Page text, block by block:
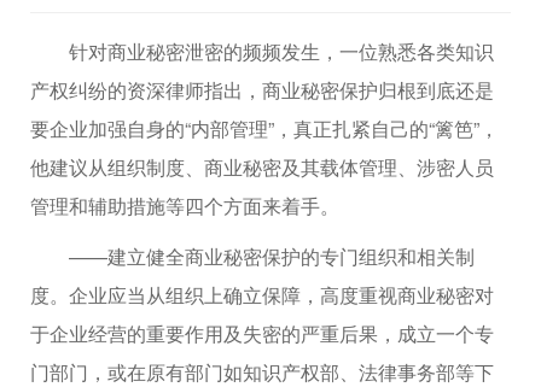
针对商业秘密泄密的频频发生，一位熟悉各类知识
产权纠纷的资深律师指出，商业秘密保护归根到底还是
要企业加强自身的“内部管理”，真正扎紧自己的“篱笆”，
他建议从组织制度、商业秘密及其载体管理、涉密人员
管理和辅助措施等四个方面来着手。
——建立健全商业秘密保护的专门组织和相关制
度。企业应当从组织上确立保障，高度重视商业秘密对
于企业经营的重要作用及失密的严重后果，成立一个专
门部门，或在原有部门如知识产权部、法律事务部等下